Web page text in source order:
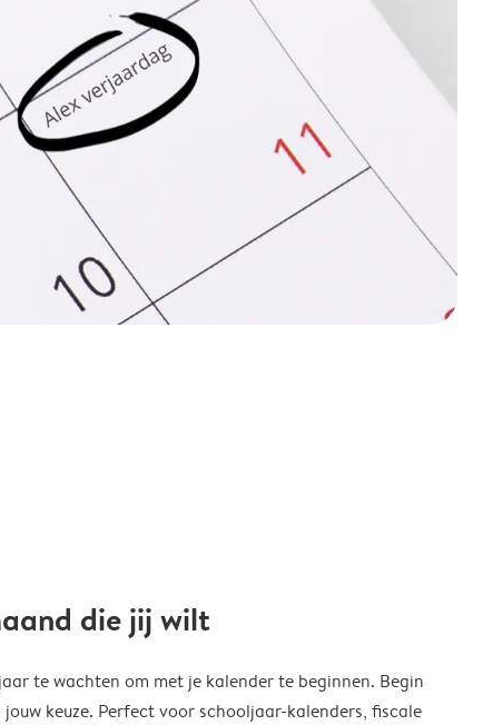
die jij wilt
te wachten om met je kalender te beginnen. Begin
keuze. Perfect voor schooljaar-kalenders, fiscale